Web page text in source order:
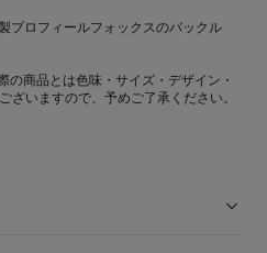
プロフィールフォックスのバックル
商品とは色味・サイズ・デザイン・
ざいますので、予めご了承ください。